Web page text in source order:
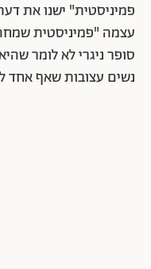
פמיניסטית" ישנו את
עצמה "פמיניסטית
סופר ניגרי לא לומר
נשים עצובות שאף אחד